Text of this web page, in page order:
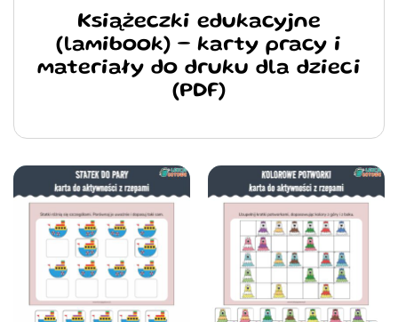
Książeczki edukacyjne
(lamibook) – karty pracy i
materiały do druku dla dzieci
(PDF)